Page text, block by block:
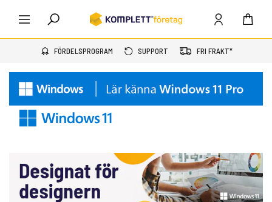
FÖRDELSPROGRAM SUPPORT FRI FRAKT*